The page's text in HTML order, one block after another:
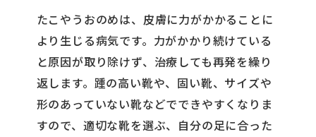
たこやうおのめは、皮膚に力がかかることに
より生じる病気です。力がかかり続けている
と原因が取り除けず、治療しても再発を繰り
返します。踵の高い靴や、固い靴、サイズや
形のあっていない靴などでできやすくなりま
すので、適切な靴を選ぶ、自分の足に合った